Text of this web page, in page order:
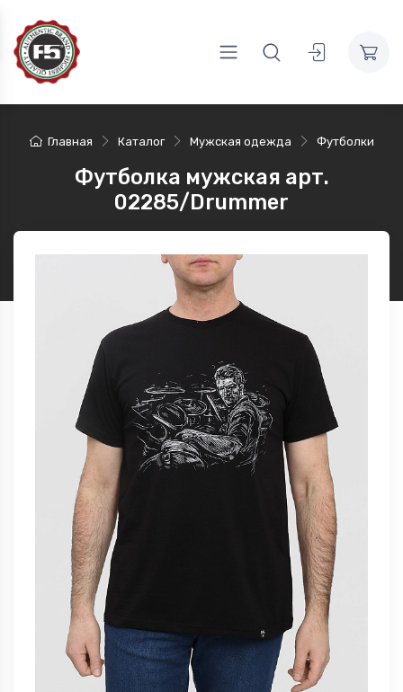
Главная Каталог Мужская одежда Футболки
Футболка мужская арт.
02285/Drummer